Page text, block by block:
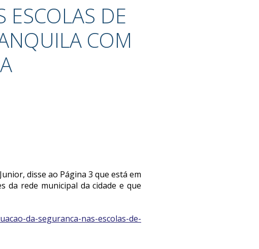
ESCOLAS DE
COM
disse ao Página 3 que está em
da rede municipal da cidade e que
da-seguranca-nas-escolas-de-